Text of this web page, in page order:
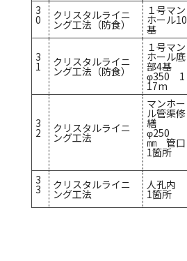
3
0 クリスタルライニ
ング工法（防食）
１号マン
ホール10
基
3
1 クリスタルライニ
ング工法（防食）
１号マン
ホール底
部4基
φ350 1
17m
3
2 クリスタルライニ
ング工法
マンホー
ル管渠修
繕
φ250
㎜ 管口
1箇所
3
3 クリスタルライニ
ング工法
人孔内
1箇所